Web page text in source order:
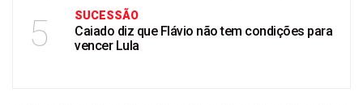
5 SUCESSÃO
Caiado diz que Flávio não tem condições para
vencer Lula